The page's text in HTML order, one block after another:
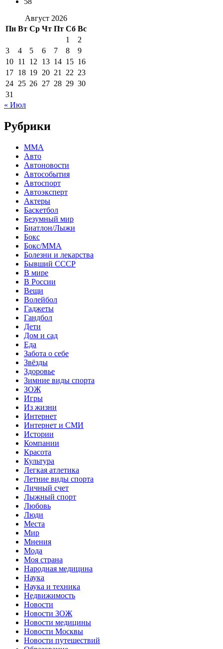
Август 2026
Пн Вт Ср Чт Пт Сб Вс
1
2
3
4 5 6 7 8
9
10 11 12 13 14 15 16
17 18 19 20 21 22 23
24 25 26 27 28 29 30
31
« Июл
Рубрики
MMA
Авто
Автоновости
Автособытия
Автоспорт
Автоэксперт
Актеры
Баскетбол
Безумный мир
Биатлон/Лыжи
Бокс
Бокс/MMA
Болезни и лекарства
Бывший СССР
В мире
В России
Вещи
Волейбол
Гаджеты
Гандбол
Дети
Дом и сад
Еда
Забота о себе
Звёзды
Здоровье
Зимние виды спорта
ЗОЖ
Игры
Из жизни
Интернет
Интернет и СМИ
Истории
Компании
Красота
Культура
Легкая атлетика
Летние виды спорта
Личный счет
Лыжный спорт
Любовь
Люди
Места
Мир
Мнения
Мода
Моя страна
Народная медицина
Наука
Наука и техника
Недвижимость
Новости
Новости ЗОЖ
Новости медицины
Новости Москвы
Новости путешествий